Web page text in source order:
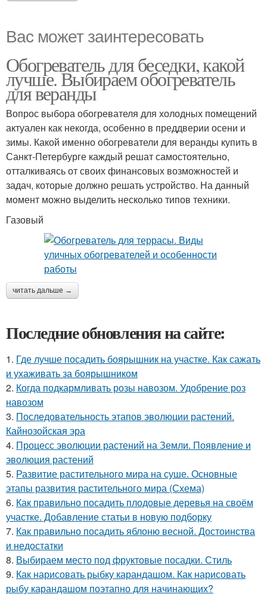
Вас может заинтересовать
Обогреватель для беседки, какой
лучше. Выбираем обогреватель
для веранды
Вопрос выбора обогревателя для холодных помещений
актуален как некогда, особенно в преддверии осени и
зимы. Какой именно обогреватели для веранды купить в
Санкт-Петербурге каждый решат самостоятельно,
отталкиваясь от своих финансовых возможностей и
задач, которые должно решать устройство. На данный
момент можно выделить несколько типов техники.
Газовый
читать дальше →
Последние обновления на сайте:
1. Где лучше посадить боярышник на участке. Как сажать
и ухаживать за боярышником
2. Когда подкармливать розы навозом. Удобрение роз
навозом
3. Последовательность этапов эволюции растений.
Кайнозойская эра
4. Процесс эволюции растений на Земли. Появление и
эволюция растений
5. Развитие растительного мира на суше. Основные
этапы развития растительного мира (Схема)
6. Как правильно посадить плодовые деревья на своём
участке. Добавление статьи в новую подборку
7. Как правильно посадить яблоню весной. Достоинства
и недостатки
8. Выбираем место под фруктовые посадки. Стиль
9. Как нарисовать рыбку карандашом. Как нарисовать
рыбу карандашом поэтапно для начинающих?